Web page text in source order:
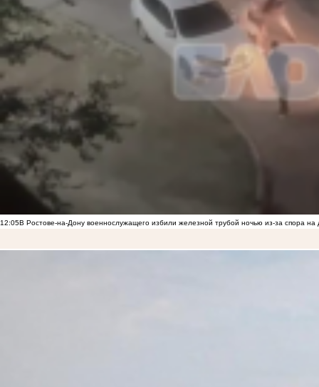
12:05В Ростове-на-Дону военнослужащего избили железной трубой ночью из-за спора на